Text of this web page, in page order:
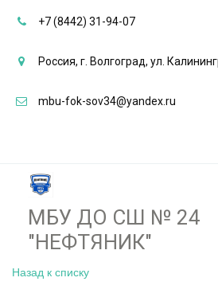
+7 (8442) 31-94-07
Россия, г. Волгоград, ул.
mbu-fok-sov34@yandex.ru
МБУ ДО СШ № 24
"НЕФТЯНИК"­­
Назад к списку